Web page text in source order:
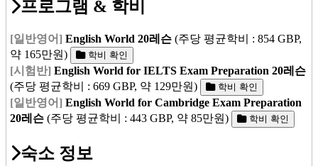
프로그램 & 학비
[일반영어] English World 20레슨 (주당 평균학비 : 854 GBP,
약 165만원)
학비 확인
[시험반] English World for IELTS Exam Preparation 20레슨
(주당 평균학비 : 669 GBP, 약 129만원)
학비 확인
[일반영어] English World for Cambridge Exam Preparation
20레슨 (주당 평균학비 : 443 GBP, 약 85만원) 학비 확인
숙소 정보